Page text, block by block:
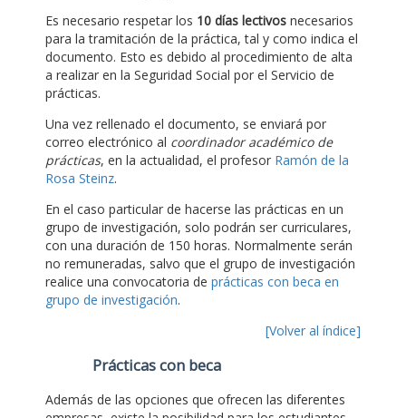
Es necesario respetar los 10 días lectivos necesarios
para la tramitación de la práctica, tal y como indica el
documento. Esto es debido al procedimiento de alta
a realizar en la Seguridad Social por el Servicio de
prácticas.
Una vez rellenado el documento, se enviará por
correo electrónico al coordinador académico de
prácticas, en la actualidad, el profesor Ramón de la
Rosa Steinz.
En el caso particular de hacerse las prácticas en un
grupo de investigación, solo podrán ser curriculares,
con una duración de 150 horas. Normalmente serán
no remuneradas, salvo que el grupo de investigación
realice una convocatoria de prácticas con beca en
grupo de investigación.
[Volver al índice]
Prácticas con beca
Además de las opciones que ofrecen las diferentes